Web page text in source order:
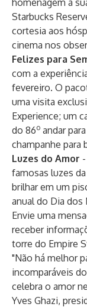
homenagem à
Starbucks
cortesia aos
cinema nos
Felizes para
com a
fevereiro. O
uma visita
Experience; um
do 86o andar
champanhe para
Luzes do Amor
famosas luzes
brilhar em um
anual do Dia dos
Envie uma
receber
torre do Empire
"Não há melhor
incomparáveis
celebra o amor
Yves Ghazi,